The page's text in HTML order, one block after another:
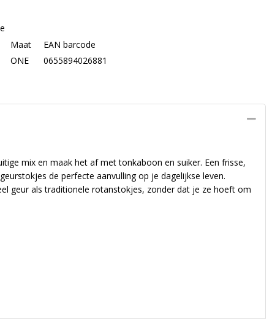
Maat
EAN barcode
ONE 0655894026881
mix en maak het af met tonkaboon en suiker. Een frisse,
de perfecte aanvulling op je dagelijkse leven.
geur als traditionele rotanstokjes, zonder dat je ze hoeft om